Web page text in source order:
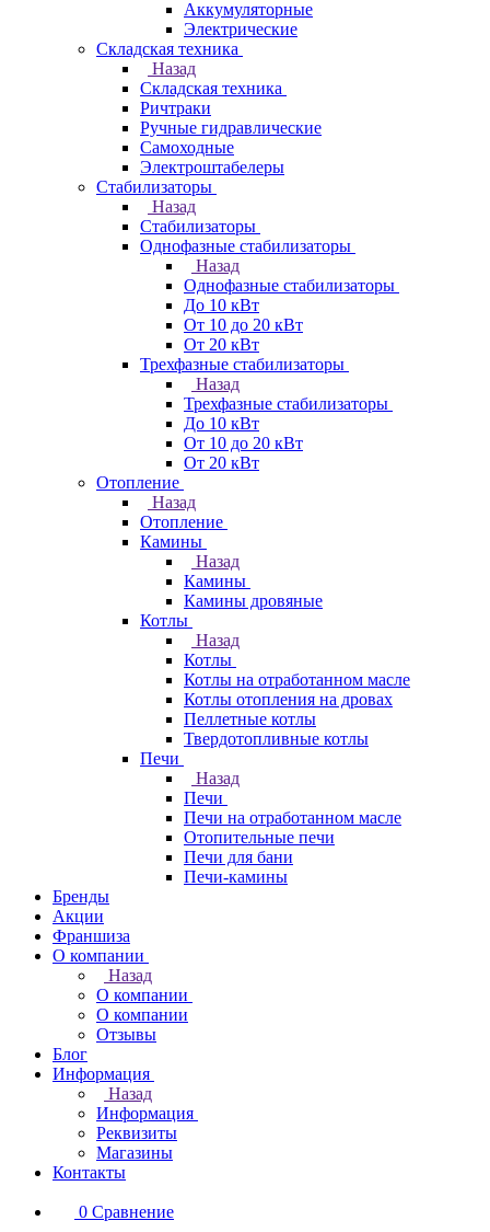
Аккумуляторные
Электрические
Складская техника
Назад
Складская техника
Ричтраки
Ручные гидравлические
Самоходные
Электроштабелеры
Стабилизаторы
Назад
Стабилизаторы
Однофазные стабилизаторы
Назад
Однофазные стабилизаторы
До 10 кВт
От 10 до 20 кВт
От 20 кВт
Трехфазные стабилизаторы
Назад
Трехфазные стабилизаторы
До 10 кВт
От 10 до 20 кВт
От 20 кВт
Отопление
Назад
Отопление
Камины
Назад
Камины
Камины дровяные
Котлы
Назад
Котлы
Котлы на отработанном масле
Котлы отопления на дровах
Пеллетные котлы
Твердотопливные котлы
Печи
Назад
Печи
Печи на отработанном масле
Отопительные печи
Печи для бани
Печи-камины
Бренды
Акции
Франшиза
О компании
Назад
О компании
О компании
Отзывы
Блог
Информация
Назад
Информация
Реквизиты
Магазины
Контакты
0 Сравнение